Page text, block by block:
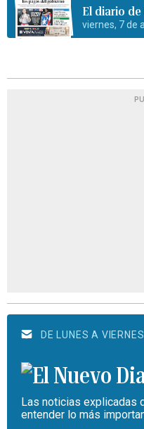
El diario
viernes, 7 de
DE LUNES A VIERNES
Las noticias explicadas
entender lo más